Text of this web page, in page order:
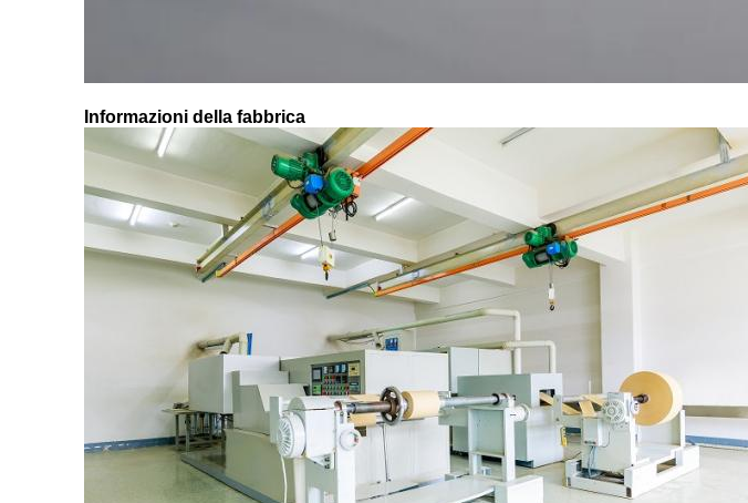
Informazioni della fabbrica